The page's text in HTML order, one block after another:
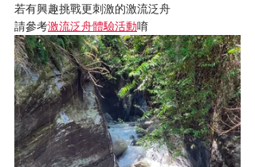
若有興趣挑戰更刺激的激流泛舟
請參考激流泛舟體驗活動唷